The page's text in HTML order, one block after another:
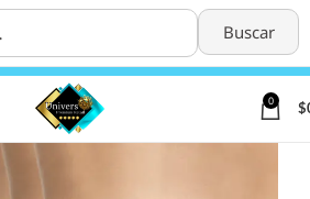
Buscar
0
$